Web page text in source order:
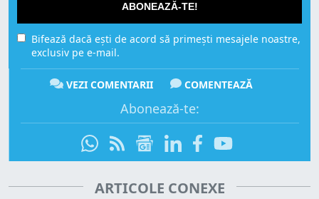
ABONEAZĂ-TE!
Bifează dacă ești de acord să primești mesajele noastre,
exclusiv pe e-mail.
VEZI COMENTARII COMENTEAZĂ
Abonează-te:
ARTICOLE CONEXE